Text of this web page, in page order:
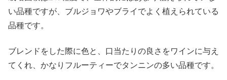
い品種ですが、ブルジョワやブライでよく植えられている
品種です。
ブレンドをした際に色と、口当たりの良さをワインに与え
てくれ、かなりフルーティーでタンニンの多い品種です。